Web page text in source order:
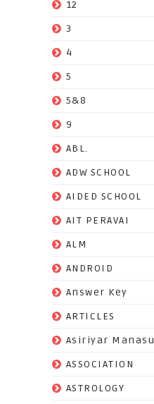
12
3
4
5
5&8
9
ABL.
ADW SCHOOL
AIDED SCHOOL
AIT PERAVAI
ALM
ANDROID
Answer Key
ARTICLES
Asiriyar Manasu
ASSOCIATION
ASTROLOGY